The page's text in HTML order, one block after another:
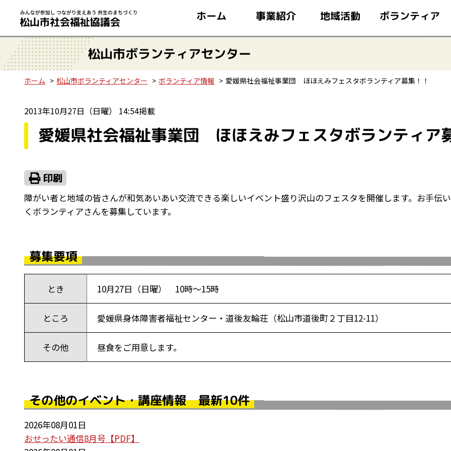
ホーム 事業紹介 地域活動 ボランティア
松山市ボランティアセンター
ホーム 松山市ボランティアセンター ボランティア情報 愛媛県社会福祉事業団 ほほえみフェスタボランティア募集！！
2013年10月27日（日曜） 14:54掲載
愛媛県社会福祉事業団 ほほえみフェスタボランティア
障がい者と地域の皆さんが和気あいあい交流できる楽しいイベント盛り沢山のフェスタを開催します。お手伝
くボランティアさんを募集しています。
募集要項
とき 10月27日（日曜） 10時～15時
ところ 愛媛県身体障害者福祉センター・道後友輪荘（松山市道後町２丁目12-11）
その他 昼食をご用意します。
その他のイベント・講座情報 最新10件
2026年08月01日
おせったい通信8月号【PDF】